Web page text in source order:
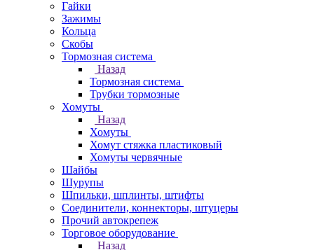
Гайки
Зажимы
Кольца
Скобы
Тормозная система
Назад
Тормозная система
Трубки тормозные
Хомуты
Назад
Хомуты
Хомут стяжка пластиковый
Хомуты червячные
Шайбы
Шурупы
Шпильки, шплинты, штифты
Соединители, коннекторы, штуцеры
Прочий автокрепеж
Торговое оборудование
Назад